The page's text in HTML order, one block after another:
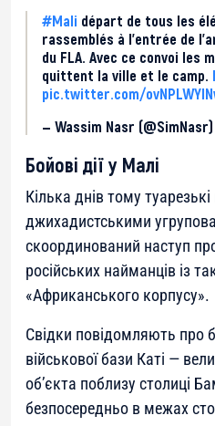
#Mali départ de tous les
rassemblés à l’entrée de
du FLA. Avec ce convoi les
quittent la ville et le camp.
pic.twitter.com/
— Wassim Nasr (@SimNasr)
Бойові дії у Малі
Кілька днів тому
джихадистськими
скоординований наступ
російських найманців із
«Африканського корпусу».
Свідки повідомляють про
військової бази Каті —
об’єкта поблизу столиці
безпосередньо в межах